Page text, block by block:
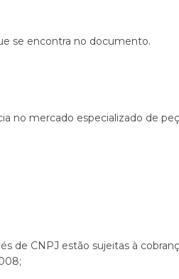
se encontra no documento.
no mercado especializado de
de CNPJ estão sujeitas à